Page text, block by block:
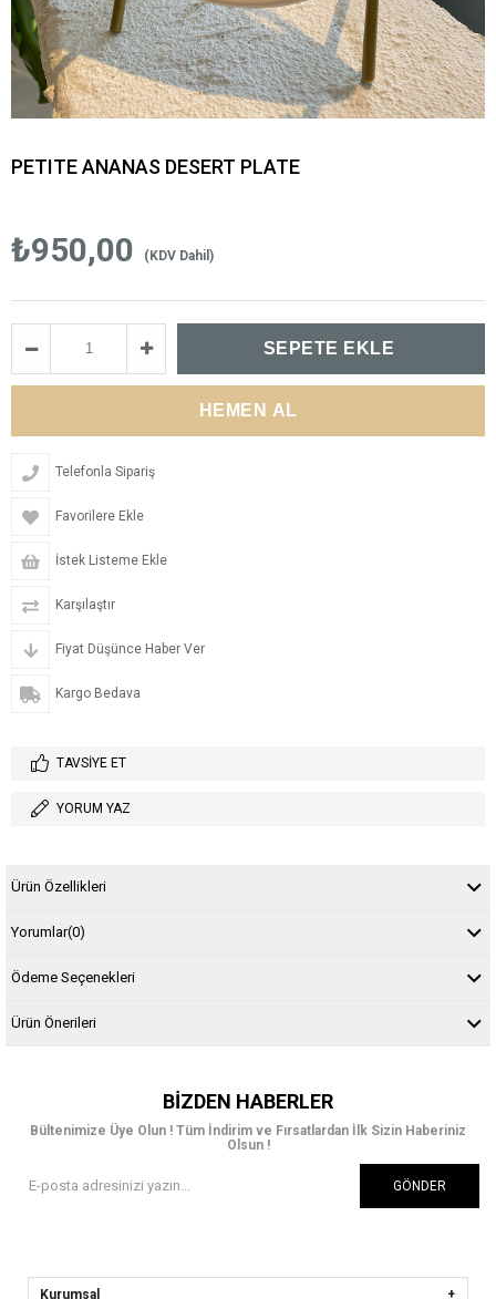
PETITE ANANAS DESERT PLATE
₺950,00 (KDV Dahil)
Telefonla Sipariş
Favorilere Ekle
İstek Listeme Ekle
Karşılaştır
Fiyat Düşünce Haber Ver
Kargo Bedava
TAVSIYE ET
YORUM YAZ
Ürün Özellikleri
Yorumlar(0)
Ödeme Seçenekleri
Ürün Önerileri
BIZDEN HABERLER
Bültenimize Üye Olun ! Tüm İndirim ve Fırsatlardan İlk Sizin Haberiniz
Olsun !
GÖNDER
Kurumsal